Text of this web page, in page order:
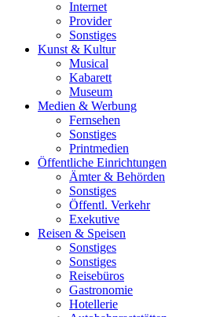
Internet
Provider
Sonstiges
Kunst & Kultur
Musical
Kabarett
Museum
Medien & Werbung
Fernsehen
Sonstiges
Printmedien
Öffentliche Einrichtungen
Ämter & Behörden
Sonstiges
Öffentl. Verkehr
Exekutive
Reisen & Speisen
Sonstiges
Sonstiges
Reisebüros
Gastronomie
Hotellerie